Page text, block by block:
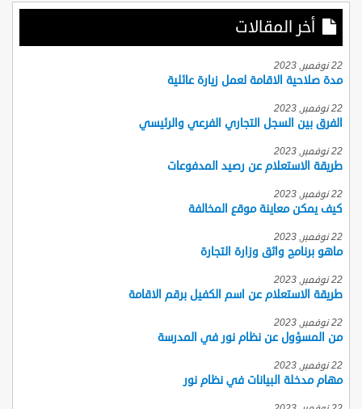
أخر المقالات
22 نوفمبر, 2023
مدة صلاحية الاقامة لعمل زيارة عائلية
22 نوفمبر, 2023
الفرق بين السجل التجاري الفرعي والرئيسي
22 نوفمبر, 2023
طريقة الاستعلام عن رصيد المدفوعات
22 نوفمبر, 2023
كيف يمكن معاينة موقع المخالفة
22 نوفمبر, 2023
ماهو برنامج واثق وزارة التجارة
22 نوفمبر, 2023
طريقة الاستعلام عن اسم الكفيل برقم الاقامة
22 نوفمبر, 2023
من المسؤول عن نظام نور في المدرسة
22 نوفمبر, 2023
مهام مدخلة البيانات في نظام نور